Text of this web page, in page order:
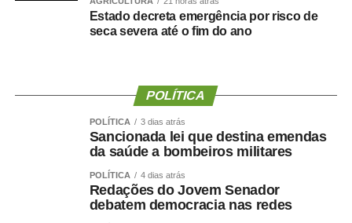
TOP FAMOSOS
WhatsApp
Facebook
Twitter
Messenger
LinkedIn
Share
Estado decreta emergência por risco de
seca severa até o fim do ano
POLÍTICA
POLÍTICA 3 dias atrás
Sancionada lei que destina emendas
da saúde a bombeiros militares
POLÍTICA 4 dias atrás
Redações do Jovem Senador
debatem democracia nas redes